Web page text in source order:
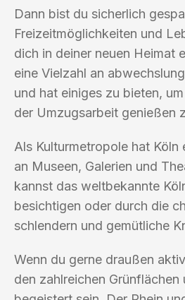
Dann bist du sicherlich
Freizeitmöglichkeiten und
dich in deiner neuen Heimat
eine Vielzahl an
und hat einiges zu bieten,
der Umzugsarbeit genießen
Als Kulturmetropole hat Köln
an Museen, Galerien und
kannst das weltbekannte
besichtigen oder durch die
schlendern und gemütliche
Wenn du gerne draußen
den zahlreichen Grünflächen